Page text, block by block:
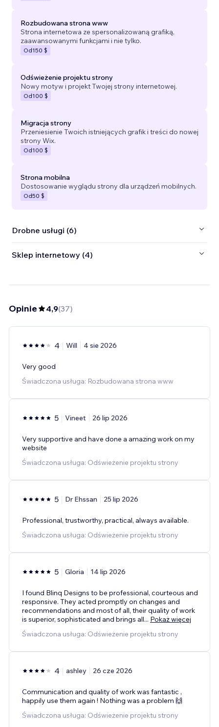
Rozbudowana strona www
Strona internetowa ze spersonalizowaną grafiką,
zaawansowanymi funkcjami i nie tylko.
Od150 $
Odświeżenie projektu strony
Nowy motyw i projekt Twojej strony internetowej.
Od100 $
Migracja strony
Przeniesienie Twoich istniejących grafik i treści do nowej
strony Wix.
Od100 $
Strona mobilna
Dostosowanie wyglądu strony dla urządzeń mobilnych.
Od50 $
Drobne usługi (6)
Sklep internetowy (4)
Opinie 4,9(37)
4 Will 4 sie 2026
Very good
Świadczona usługa: Rozbudowana strona www
5 Vineet 26 lip 2026
Very supportive and have done a amazing work on my
website
Świadczona usługa: Odświeżenie projektu strony
5 Dr Ehssan 25 lip 2026
Professional, trustworthy, practical, always available.
Świadczona usługa: Odświeżenie projektu strony
5 Gloria 14 lip 2026
I found Blinq Designs to be professional, courteous and
responsive. They acted promptly on changes and
recommendations and most of all, their quality of work
is superior, sophisticated and brings all... Pokaż więcej
Świadczona usługa: Odświeżenie projektu strony
4 ashley 26 cze 2026
Communication and quality of work was fantastic ,
happily use them again ! Nothing was a problem 🙌
Świadczona usługa: Odświeżenie projektu strony